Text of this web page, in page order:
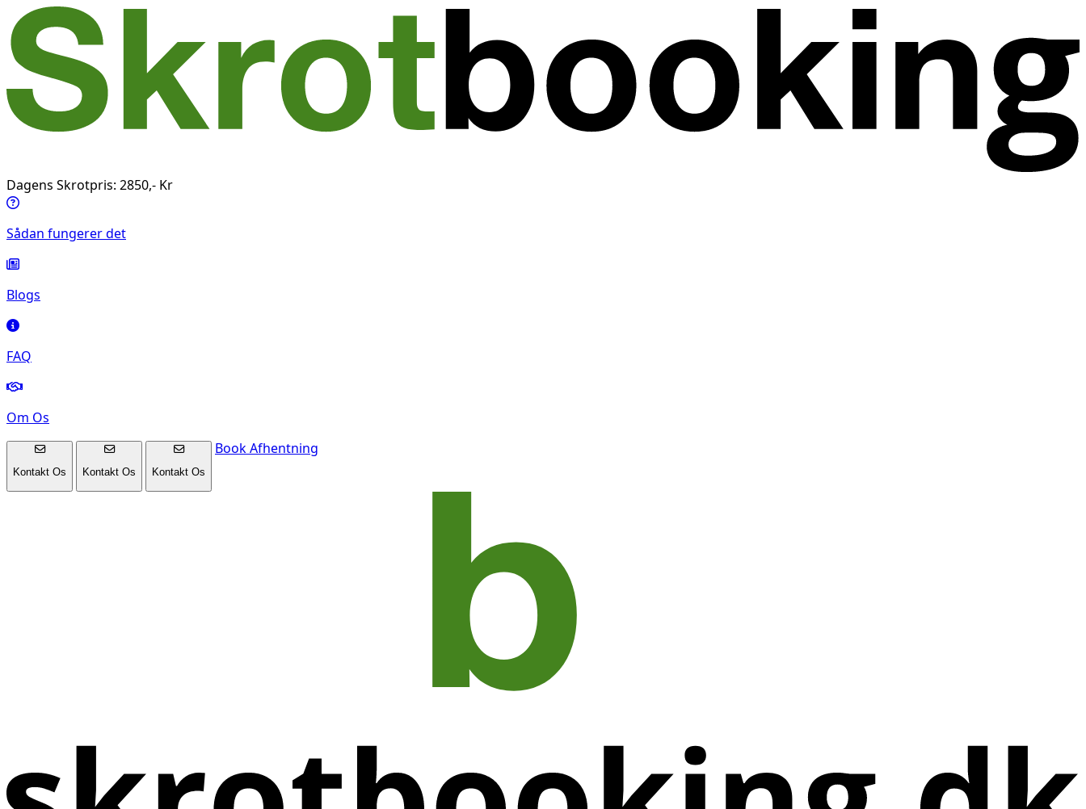
Dagens Skrotpris: 2850,- Kr
Sådan fungerer det
Blogs
FAQ
Om Os
Kontakt Os Kontakt Os Kontakt Os
Book Afhentning